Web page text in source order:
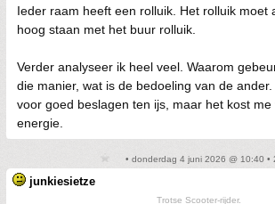
Ieder raam heeft een rolluik. Het rolluik moet
hoog staan met het buur rolluik.
Verder analyseer ik heel veel. Waarom
die manier, wat is de bedoeling van de
voor goed beslagen ten ijs, maar het kost me
energie.
• donderdag 4 juni 2026 @ 10:40 •
junkiesietze
Trotse Scooter-rijder.